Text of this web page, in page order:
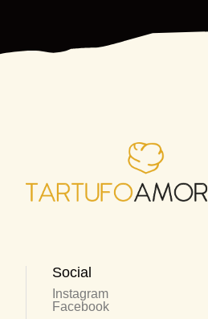
Social
Instagram
Facebook